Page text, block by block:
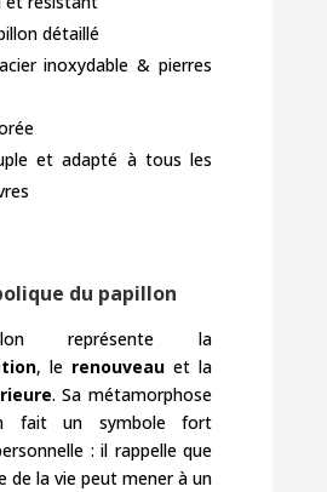
détaillé
inoxydable & pierres
et adapté à tous les
du papillon
représente la
, le renouveau et la
. Sa métamorphose
fait un symbole fort
: il rappelle que
de la vie peut mener à un